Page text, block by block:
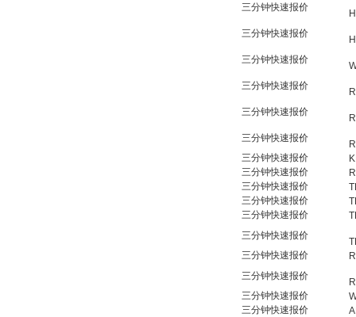
三分钟快速报价
三分钟快速报价
三分钟快速报价
三分钟快速报价
三分钟快速报价
三分钟快速报价
三分钟快速报价
三分钟快速报价
三分钟快速报价
三分钟快速报价
三分钟快速报价
三分钟快速报价
三分钟快速报价
三分钟快速报价
三分钟快速报价
三分钟快速报价